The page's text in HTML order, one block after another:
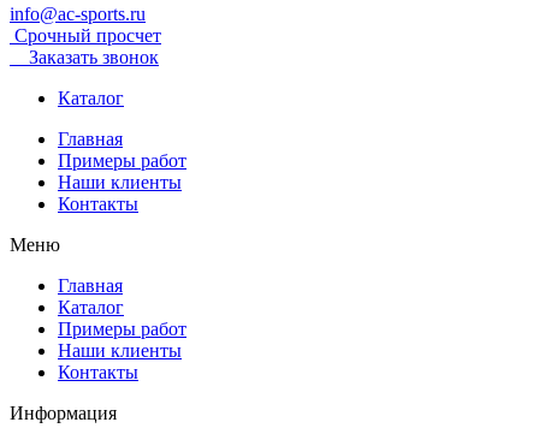
info@ac-sports.ru
Срочный просчет
Заказать звонок
Каталог
Главная
Примеры работ
Наши клиенты
Контакты
Меню
Главная
Каталог
Примеры работ
Наши клиенты
Контакты
Информация